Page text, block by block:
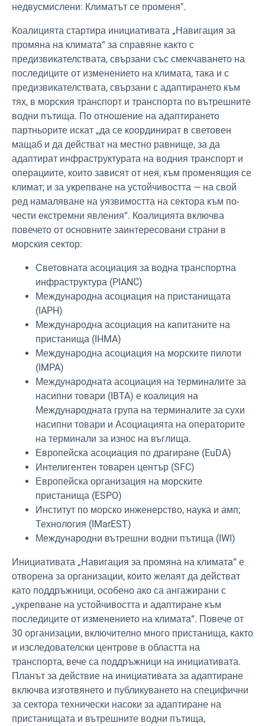
недвусмислени: Климатът се променя".
Коалицията стартира инициативата „Навигация за
промяна на климата“ за справяне както с
предизвикателствата, свързани със смекчаването на
последиците от изменението на климата, така и с
предизвикателствата, свързани с адаптирането към
тях, в морския транспорт и транспорта по вътрешните
водни пътища. По отношение на адаптирането
партньорите искат „да се координират в световен
мащаб и да действат на местно равнище, за да
адаптират инфраструктурата на водния транспорт и
операциите, които зависят от нея, към променящия се
климат; и за укрепване на устойчивостта — на свой
ред намаляване на уязвимостта на сектора към по-
чести екстремни явления“. Коалицията включва
повечето от основните заинтересовани страни в
морския сектор:
Световната асоциация за водна транспортна
инфраструктура (PIANC)
Международна асоциация на пристанищата
(IAPH)
Международна асоциация на капитаните на
пристанища (IHMA)
Международна асоциация на морските пилоти
(IMPA)
Международната асоциация на терминалите за
насипни товари (IBTA) е коалиция на
Международната група на терминалите за сухи
насипни товари и Асоциацията на операторите
на терминали за износ на въглища.
Европейска асоциация по драгиране (EuDA)
Интелигентен товарен център (SFC)
Европейска организация на морските
пристанища (ESPO)
Институт по морско инженерство, наука и амп;
Технология (IMarEST)
Международни вътрешни водни пътища (IWI)
Инициативата „Навигация за промяна на климата“ е
отворена за организации, които желаят да действат
като поддръжници, особено ако са ангажирани с
„укрепване на устойчивостта и адаптиране към
последиците от изменението на климата“. Повече от
30 организации, включително много пристанища, както
и изследователски центрове в областта на
транспорта, вече са поддръжници на инициативата.
Планът за действие на инициативата за адаптиране
включва изготвянето и публикуването на специфични
за сектора технически насоки за адаптиране на
пристанищата и вътрешните водни пътища,